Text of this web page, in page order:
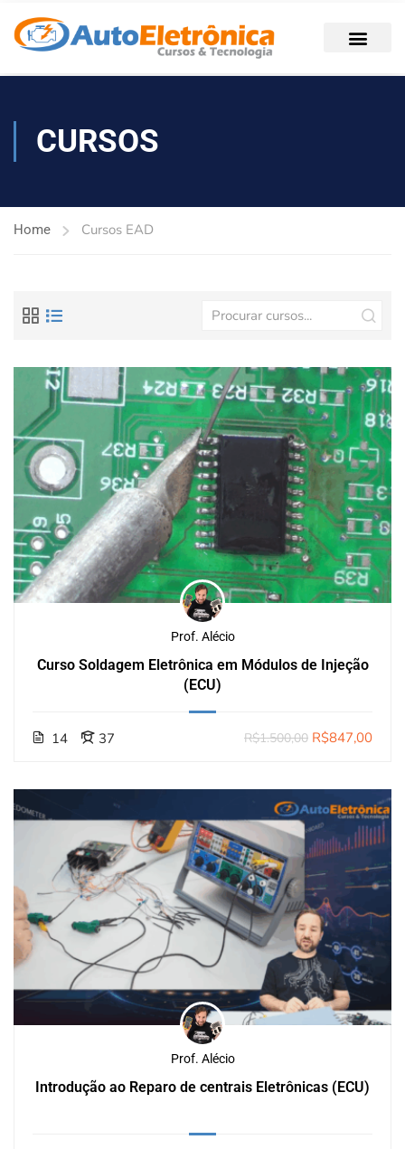
CURSOS
Home Cursos EAD
Prof. Alécio
Curso Soldagem Eletrônica em Módulos de Injeção
(ECU)
14 37 R$1.500,00 R$847,00
Prof. Alécio
Introdução ao Reparo de centrais Eletrônicas (ECU)